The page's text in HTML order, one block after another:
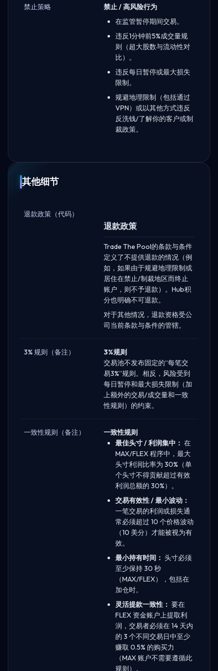
禁止策略
禁止 / 高风险行为
在监管暂停期间交易。
违反1分钟前5%成交量规
则（超大股数与流动性对
比）。
违反每日暂停或最大损失
限制。
规避地理限制（包括通过
VPN）或以其他方式违反
反洗钱/了解你的客户或制
裁政策。
其他细节
退款政策（代码）
退款政策
Trade The Pool的条款与条件
定义了不提供退款的情况（例
如，如果由于规避地理限制或
居住在禁止/制裁地区而终止
账户，则不予退款）。Hub积
分也明确不可退款。
对于其他情况，退款资格受公
司当前条款与条件的管辖。
3% 规则（备注）
3%规则
交易池不发布固定的“每笔交
易3%”规则。相反，风险受到
每日暂停和最大损失限制（加
上额外的交易/成交量和一致
性规则）的约束。
一致性规则（备注）
一致性规则
最佳头寸 / 利润集中： 在
MAX/FLEX 程序中，最大
头寸利润比率为 30%（单
个头寸不得贡献超过有效
利润总额的 30%）。
交易有效性 / 最小波动：
一笔交易的利润或损失通
常必须超过 10 个价格波动
（10 美分）才能被视为有
效。
最小持有时间： 头寸必须
至少保持 30 秒
（MAX/FLEX），包括在
加仓时。
灵活提款一致性： 要在
FLEX 资金账户上提取利
润，交易者必须在 14 天内
的 3 个不同交易日中至少
赚取 0.5% 的购买力
（MAX 账户不需要遵循此
规则）。